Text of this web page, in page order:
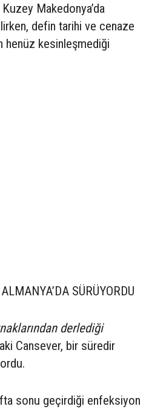
Makedonya’da
defin tarihi ve cenaze
henüz kesinleşmediği
SÜRÜYORDU
derlediği
Cansever, bir süredir
sonu geçirdiği enfeksiyon